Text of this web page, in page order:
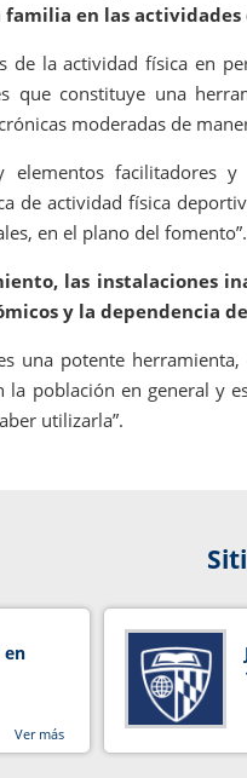
en las actividades
de la actividad física en
que constituye una
moderadas de
elementos facilitadores
de actividad física
en el plano del fomento”.
las instalaciones
y la dependencia
una potente
población en general y
utilizarla”.
en
Ver más